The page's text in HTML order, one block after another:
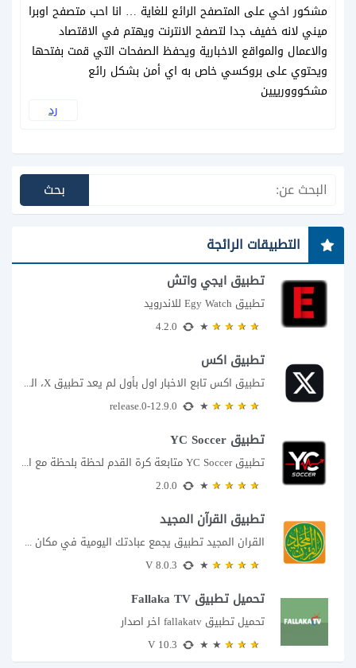
مشكور اخي على المتصفح الرائع للغاية … انا احب متصفح اوبرا
ميني لانه خفيف جدا لتصفح الانترنت ويهتم في الاقتصاد
والاعمال والمواقع الاخبارية ويحفظ الصفحات التي قمت بفتحها
ويحتوي على بروكسي خاص به اي أمن بشكل رائع
مشكووورييين
رد
التطبيقات الرائجة
تطبيق ايجي واتش
تطبيق Egy Watch للاندرويد
تطبيق اكس
تطبيق اكس تابع الاخبار اول بأول لم يعد تطبيق X، المعروف سابقا باسم تويتر،...
تطبيق YC Soccer
تطبيق YC Soccer متابعة كرة القدم لحظة بلحظة مع اقتراب مباراة مصر والأرجنتين في...
تطبيق القرآن المجيد
القران المجيد تطبيق يجمع عبادتك اليومية في مكان واحد إذا كنت تبحث عن تطبيق...
تحميل تطبيق Fallaka TV
تحميل تطبيق fallakatv اخر اصدار